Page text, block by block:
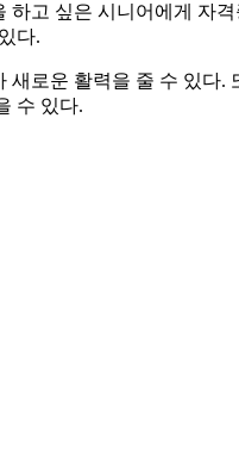
고 싶은 시니어에게 자
다.
로운 활력을 줄 수 있다
수 있다.